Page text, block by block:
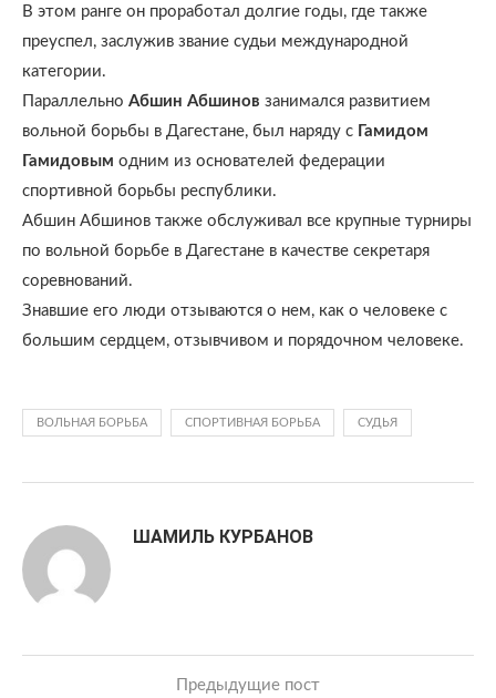
В этом ранге он проработал долгие годы, где также
преуспел, заслужив звание судьи международной
категории.
Параллельно Абшин Абшинов занимался развитием
вольной борьбы в Дагестане, был наряду с Гамидом
Гамидовым одним из основателей федерации
спортивной борьбы республики.
Абшин Абшинов также обслуживал все крупные турниры
по вольной борьбе в Дагестане в качестве секретаря
соревнований.
Знавшие его люди отзываются о нем, как о человеке с
большим сердцем, отзывчивом и порядочном человеке.
ВОЛЬНАЯ БОРЬБА СПОРТИВНАЯ БОРЬБА СУДЬЯ
ШАМИЛЬ КУРБАНОВ
Предыдущие пост